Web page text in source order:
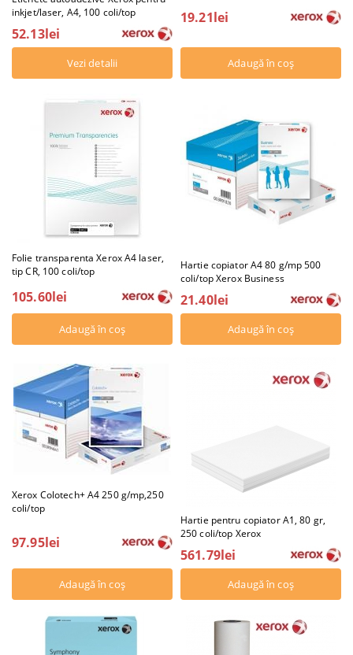
inkjet/laser, A4, 100 coli/top
52.13lei
Vezi detalii
19.21lei
Folie transparenta Xerox A4 laser,
tip CR, 100 coli/top
105.60lei
Hartie copiator A4 80 g/mp 500
coli/top Xerox Business
21.40lei
Xerox Colotech+ A4 250 g/mp,250
coli/top
97.95lei
Hartie pentru copiator A1, 80 gr,
250 coli/top Xerox
561.79lei